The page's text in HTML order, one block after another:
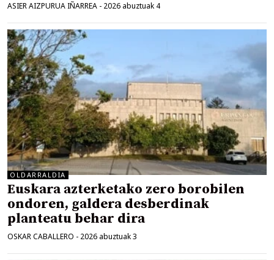
ASIER AIZPURUA IÑARREA - 2026 abuztuak 4
OLDARRALDIA
Euskara azterketako zero borobilen
ondoren, galdera desberdinak
planteatu behar dira
OSKAR CABALLERO - 2026 abuztuak 3